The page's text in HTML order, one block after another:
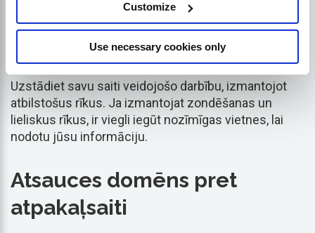
Customize
Use necessary cookies only
Izdevumi pareizai ierīcei
Uzstādiet savu saiti veidojošo darbību, izmantojot
atbilstošus rīkus. Ja izmantojat zondēšanas un
lieliskus rīkus, ir viegli iegūt nozīmīgas vietnes, lai
nodotu jūsu informāciju.
Atsauces domēns pret
atpakaļsaiti